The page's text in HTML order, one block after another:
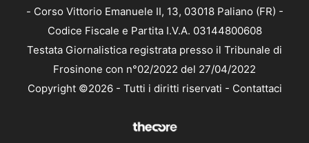
- Corso Vittorio Emanuele II, 13, 03018 Paliano (FR) -
Codice Fiscale e Partita I.V.A. 03144800608
Testata Giornalistica registrata presso il Tribunale di
Frosinone con n°02/2022 del 27/04/2022
Copyright ©2026 - Tutti i diritti riservati - Contattaci